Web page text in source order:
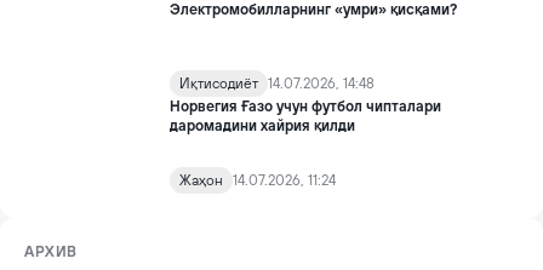
Электромобилларнинг «умри» қисқами?
Иқтисодиёт 14.07.2026, 14:48
Норвегия Ғазо учун футбол чипталари
даромадини хайрия қилди
Жаҳон 14.07.2026, 11:24
АРХИВ